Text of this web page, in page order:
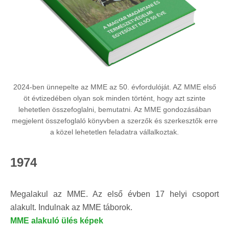
2024-ben ünnepelte az MME az 50. évfordulóját. AZ MME első
öt évtizedében olyan sok minden történt, hogy azt szinte
lehetetlen összefoglalni, bemutatni. Az MME gondozásában
megjelent összefoglaló könyvben a szerzők és szerkesztők erre
a közel lehetetlen feladatra vállalkoztak.
1974
Megalakul az MME. Az első évben 17 helyi csoport
alakult. Indulnak az MME táborok.
MME alakuló ülés képek